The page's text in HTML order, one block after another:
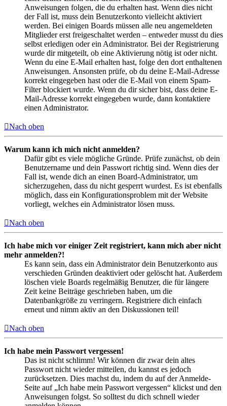
Anweisungen folgen, die du erhalten hast. Wenn dies nicht
der Fall ist, muss dein Benutzerkonto vielleicht aktiviert
werden. Bei einigen Boards müssen alle neu angemeldeten
Mitglieder erst freigeschaltet werden – entweder musst du dies
selbst erledigen oder ein Administrator. Bei der Registrierung
wurde dir mitgeteilt, ob eine Aktivierung nötig ist oder nicht.
Wenn du eine E-Mail erhalten hast, folge den dort enthaltenen
Anweisungen. Ansonsten prüfe, ob du deine E-Mail-Adresse
korrekt eingegeben hast oder die E-Mail von einem Spam-
Filter blockiert wurde. Wenn du dir sicher bist, dass deine E-
Mail-Adresse korrekt eingegeben wurde, dann kontaktiere
einen Administrator.
Nach oben
Warum kann ich mich nicht anmelden?
Dafür gibt es viele mögliche Gründe. Prüfe zunächst, ob dein
Benutzername und dein Passwort richtig sind. Wenn dies der
Fall ist, wende dich an einen Board-Administrator, um
sicherzugehen, dass du nicht gesperrt wurdest. Es ist ebenfalls
möglich, dass ein Konfigurationsproblem mit der Website
vorliegt, welches ein Administrator lösen muss.
Nach oben
Ich habe mich vor einiger Zeit registriert, kann mich aber nicht
mehr anmelden?!
Es kann sein, dass ein Administrator dein Benutzerkonto aus
verschieden Gründen deaktiviert oder gelöscht hat. Außerdem
löschen viele Boards regelmäßig Benutzer, die für längere
Zeit keine Beiträge geschrieben haben, um die
Datenbankgröße zu verringern. Registriere dich einfach
erneut und nimm aktiv an den Diskussionen teil!
Nach oben
Ich habe mein Passwort vergessen!
Das ist nicht schlimm! Wir können dir zwar dein altes
Passwort nicht wieder mitteilen, du kannst es jedoch
zurücksetzen. Dies machst du, indem du auf der Anmelde-
Seite auf „Ich habe mein Passwort vergessen“ klickst und den
Anweisungen folgst. So solltest du dich schnell wieder